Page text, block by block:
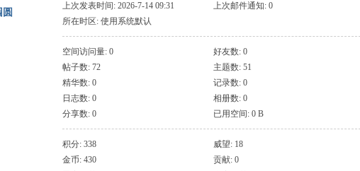
圆
上次发表时间: 2026-7-14 09:31
上次邮件通知: 0
所在时区: 使用系统默认
空间访问量: 0
好友数: 0
帖子数: 72
主题数: 51
精华数: 0
记录数: 0
日志数: 0
相册数: 0
分享数: 0
已用空间: 0 B
积分: 338
威望: 18
金币: 430
贡献: 0